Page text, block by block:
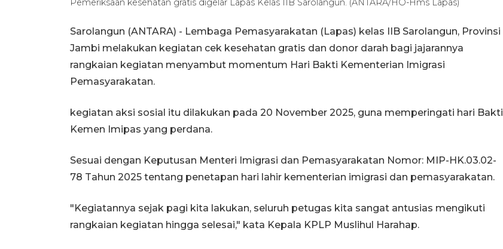
Pemeriksaan kesehatan gratis digelar Lapas Kelas IIB Sarolangun. (ANTARA/HO-Hms Lapas)
Sarolangun (ANTARA) - Lembaga Pemasyarakatan (Lapas) kelas IIB Sarolangun, Provinsi
Jambi melakukan kegiatan cek kesehatan gratis dan donor darah bagi jajarannya
rangkaian kegiatan menyambut momentum Hari Bakti Kementerian Imigrasi
Pemasyarakatan.
kegiatan aksi sosial itu dilakukan pada 20 November 2025, guna memperingati hari Bakti
Kemen Imipas yang perdana.
Sesuai dengan Keputusan Menteri Imigrasi dan Pemasyarakatan Nomor: MIP-HK.03.02-
78 Tahun 2025 tentang penetapan hari lahir kementerian imigrasi dan pemasyarakatan.
"Kegiatannya sejak pagi kita lakukan, seluruh petugas kita sangat antusias mengikuti
rangkaian kegiatan hingga selesai," kata Kepala KPLP Muslihul Harahap.